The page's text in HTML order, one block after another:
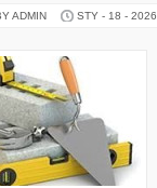
ADMIN STY - 18 - 2026